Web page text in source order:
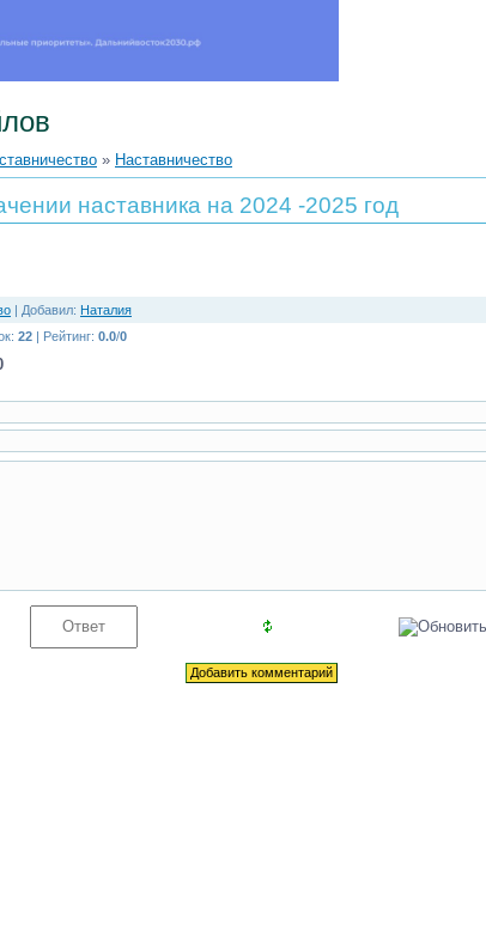
» Наставничество
наставника на 2024 -2025 год
| Добавил: Наталия
: 22 | Рейтинг: 0.0/0